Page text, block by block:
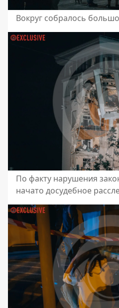
Вокруг собралось
По факту нарушения
начато досудебное